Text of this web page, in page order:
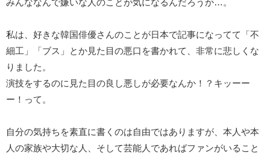
みんななんで嫌いな人のことが気になるんだろうか…。
私は、好きな韓国俳優さんのことが日本で記事になってて「不
細工」「ブス」とか見た目の悪口を書かれて、非常に悲しくな
りました。
演技をするのに見た目の良し悪しが必要なんか！？キッーー
ー！って。
自分の気持ちを素直に書くのは自由ではありますが、本人や本
人の家族や大切な人、そして芸能人であればファンがいること